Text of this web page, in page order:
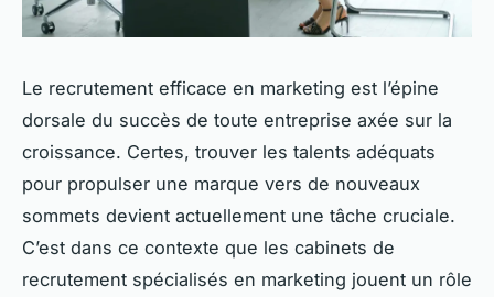
Le recrutement efficace en marketing est l’épine
dorsale du succès de toute entreprise axée sur la
croissance. Certes, trouver les talents adéquats
pour propulser une marque vers de nouveaux
sommets devient actuellement une tâche cruciale.
C’est dans ce contexte que les cabinets de
recrutement spécialisés en marketing jouent un rôle